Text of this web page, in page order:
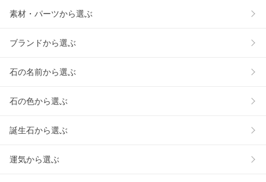
素材・パーツから選ぶ
ブランドから選ぶ
石の名前から選ぶ
石の色から選ぶ
誕生石から選ぶ
運気から選ぶ